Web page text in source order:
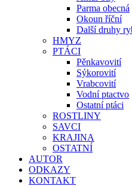
Parma obecná
Okoun říční
Další druhy
HMYZ
PTÁCI
Pěnkavovití
Sýkorovití
Vrabcovití
Vodní ptactvo
Ostatní ptáci
ROSTLINY
SAVCI
KRAJINA
OSTATNÍ
AUTOR
ODKAZY
KONTAKT